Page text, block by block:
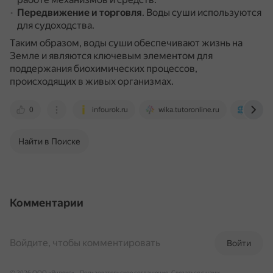
Передвижение и торговля. Воды суши используются
для судоходства.
Таким образом, воды суши обеспечивают жизнь на
Земле и являются ключевым элементом для
поддержания биохимических процессов,
происходящих в живых организмах.
0 infourok.ru wika.tutoronline.ru
Найти в Поиске
Комментарии
Войти
Войдите, чтобы комментировать